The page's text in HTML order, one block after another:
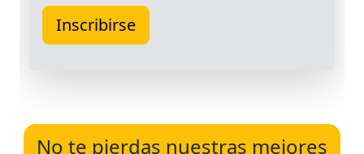
No te pierdas nuestras mejores